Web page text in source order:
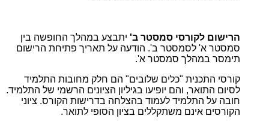
הרישום לקורסי סמסטר ב' יתבצע במהלך החופשה בין
סמסטר א' לסמסטר ב'. הודעה על תאריך פתיחת הרישום
תימסר במהלך סמסטר א'.
קורסי התכנית "כלים שלובים" הם חלק מחובות התלמיד
לסיום התואר, והם יופיעו בגיליון הציונים הרשמי של התלמיד.
חובה על התלמיד לעמוד בהצלחה בדרישות הקורס. ציוני
הקורסים אינם משתקללים בציון הסופי לתואר.